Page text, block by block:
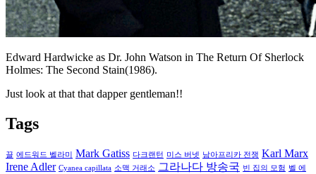
Edward Hardwicke as Dr. John Watson in The Return Of Sherlock
Holmes: The Second Stain(1986).
Just look at that that dapper gentleman!!
Tags
끌 에드워드 벨라미 Mark Gatiss 다크랜턴 미스 버넷 남아프리카 전쟁 Karl Marx
Irene Adler Cyanea capillata 소맥 거래소 그라나다 방송국 빈 집의 모험 벨 에